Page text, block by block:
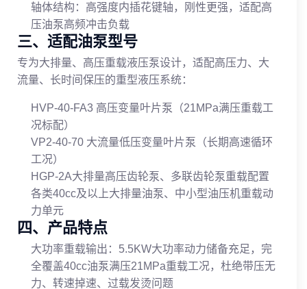
轴体结构：高强度内插花键轴，刚性更强，适配高
压油泵高频冲击负载
三、适配油泵型号
专为大排量、高压重载液压泵设计，适配高压力、大
流量、长时间保压的重型液压系统：
HVP-40-FA3 高压变量叶片泵（21MPa满压重载工
况标配）
VP2-40-70 大流量低压变量叶片泵（长期高速循环
工况）
HGP-2A大排量高压齿轮泵、多联齿轮泵重载配置
各类40cc及以上大排量油泵、中小型油压机重载动
力单元
四、产品特点
大功率重载输出：5.5KW大功率动力储备充足，完
全覆盖40cc油泵满压21MPa重载工况，杜绝带压无
力、转速掉速、过载发烫问题